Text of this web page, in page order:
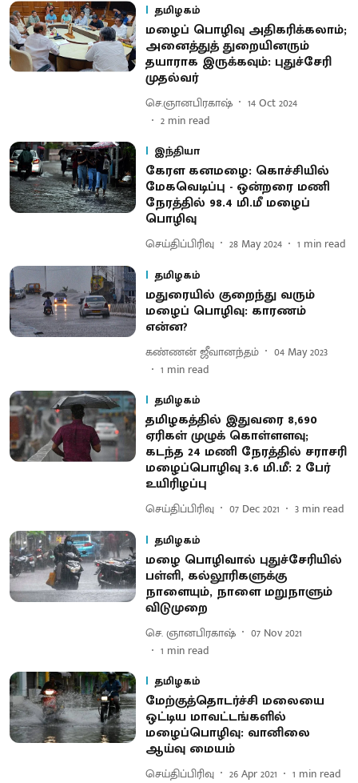
தமிழகம்
மழைப் பொழிவு அதிகரிக்கலாம்;
அனைத்துத் துறையினரும்
தயாராக இருக்கவும்: புதுச்சேரி
முதல்வர்
செ.ஞானபிரகாஷ்
14 Oct 2024
2 min read
இந்தியா
கேரள கனமழை: கொச்சியில்
மேகவெடிப்பு - ஒன்றரை மணி
நேரத்தில் 98.4 மி.மீ மழைப்
பொழிவு
செய்திப்பிரிவு 28 May 2024 1 min read
தமிழகம்
மதுரையில் குறைந்து வரும்
மழைப் பொழிவு: காரணம்
என்ன?
கண்ணன் ஜீவானந்தம்
04 May 2023
1 min read
தமிழகம்
தமிழகத்தில் இதுவரை 8,690
ஏரிகள் முழுக் கொள்ளளவு;
கடந்த 24 மணி நேரத்தில் சராசரி
மழைப்பொழிவு 3.6 மி.மீ: 2 பேர்
உயிரிழப்பு
செய்திப்பிரிவு 07 Dec 2021 3 min read
தமிழகம்
மழை பொழிவால் புதுச்சேரியில்
பள்ளி, கல்லூரிகளுக்கு
நாளையும், நாளை மறுநாளும்
விடுமுறை
செ. ஞானபிரகாஷ்
07 Nov 2021
1 min read
தமிழகம்
மேற்குத்தொடர்ச்சி மலையை
ஒட்டிய மாவட்டங்களில்
மழைப்பொழிவு: வானிலை
ஆய்வு மையம்
செய்திப்பிரிவு 26 Apr 2021 1 min read